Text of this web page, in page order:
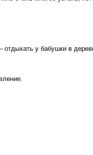
у бабушки в